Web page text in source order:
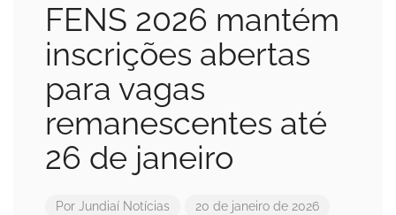
FENS 2026 mantém
inscrições abertas
para vagas
remanescentes até
26 de janeiro
Por Jundiaí Notícias 20 de janeiro de 2026